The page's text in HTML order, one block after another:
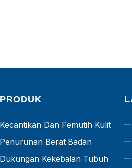
PRODUK
Kecantikan Dan Pemutih Kulit
Penurunan Berat Badan
Dukungan Kekebalan Tubuh